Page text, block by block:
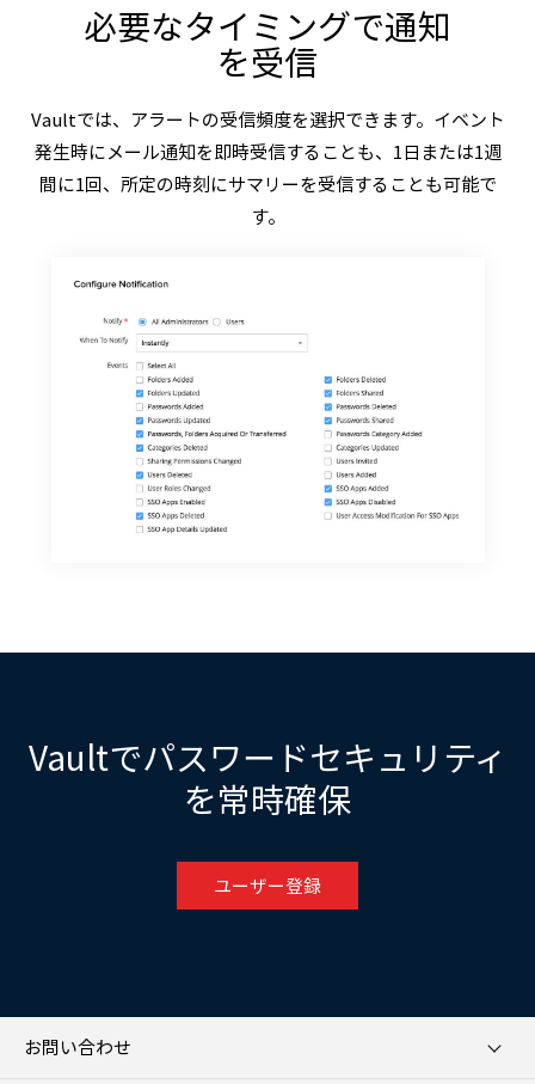
必要なタイミングで通知
を受信
Vaultでは、アラートの受信頻度を選択できます。イベント
発生時にメール通知を即時受信することも、1日または1週
間に1回、所定の時刻にサマリーを受信することも可能で
す。
Vaultでパスワードセキュリティ
を常時確保
ユーザー登録
お問い合わせ